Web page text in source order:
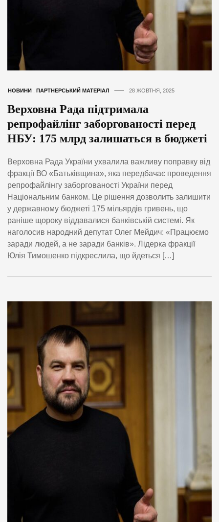
НОВИНИ ПАРТНЕРСЬКИЙ МАТЕРІАЛ 28 ЖОВТНЯ, 2025
Верховна Рада підтримала
репрофайлінг заборгованості перед
НБУ: 175 млрд залишаться в бюджеті
Верховна Рада України ухвалила важливу поправку від
фракції ВО «Батьківщина», яка передбачає проведення
репрофайлінгу заборгованості України перед
Національним банком. Це рішення дозволить залишити
у державному бюджеті 175 мільярдів гривень, що
раніше щороку віддавалися банківській системі. Як
наголосив народний депутат Олег Мейдич: «Працюємо
заради людей, а не заради банків». Лідерка фракції
Юлія Тимошенко підкреслила, що йдеться […]